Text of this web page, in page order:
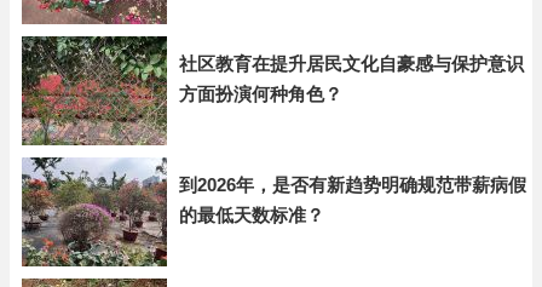
社区教育在提升居民文化自豪感与保护意识
方面扮演何种角色？
到2026年，是否有新趋势明确规范带薪病假
的最低天数标准？